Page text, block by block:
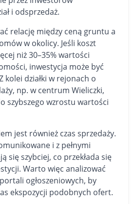
i odsprzedaż.
relację między ceną gruntu a
w okolicy. Jeśli koszt
niż 30–35% wartości
inwestycja może być
kolei działki w rejonach o
np. w centrum Wieliczki,
szybszego wzrostu wartości
jest również czas sprzedaży.
i z pełnymi
się szybciej, co przekłada się
Warto więc analizować
ogłoszeniowych, by
ekspozycji podobnych ofert.